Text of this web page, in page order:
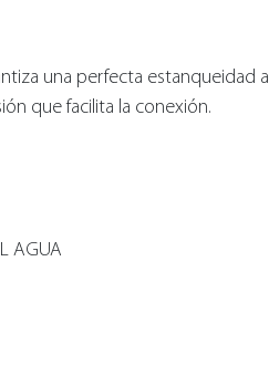
una perfecta estanqueidad al
que facilita la conexión.
AGUA